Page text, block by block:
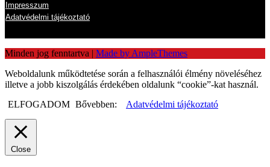
Impresszum
Adatvédelmi tájékoztató
Minden jog fenntartva | Made by AmpleThemes
Weboldalunk működtetése során a felhasználói élmény növeléséhez
illetve a jobb kiszolgálás érdekében oldalunk “cookie”-kat használ.
ELFOGADOM Bővebben: Adatvédelmi tájékoztató
Close